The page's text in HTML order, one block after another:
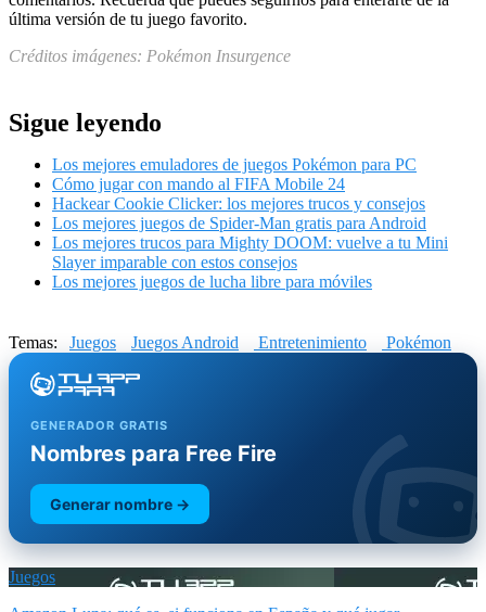
última versión de tu juego favorito.
Créditos imágenes: Pokémon Insurgence
Sigue leyendo
Los mejores emuladores de juegos Pokémon para PC
Cómo jugar con mando al FIFA Mobile 24
Hackear Cookie Clicker: los mejores trucos y consejos
Los mejores juegos de Spider-Man gratis para Android
Los mejores trucos para Mighty DOOM: vuelve a tu Mini
Slayer imparable con estos consejos
Los mejores juegos de lucha libre para móviles
Temas: Juegos Juegos Android Entretenimiento Pokémon
GENERADOR GRATIS
Nombres para Free Fire
Generar nombre →
Juegos